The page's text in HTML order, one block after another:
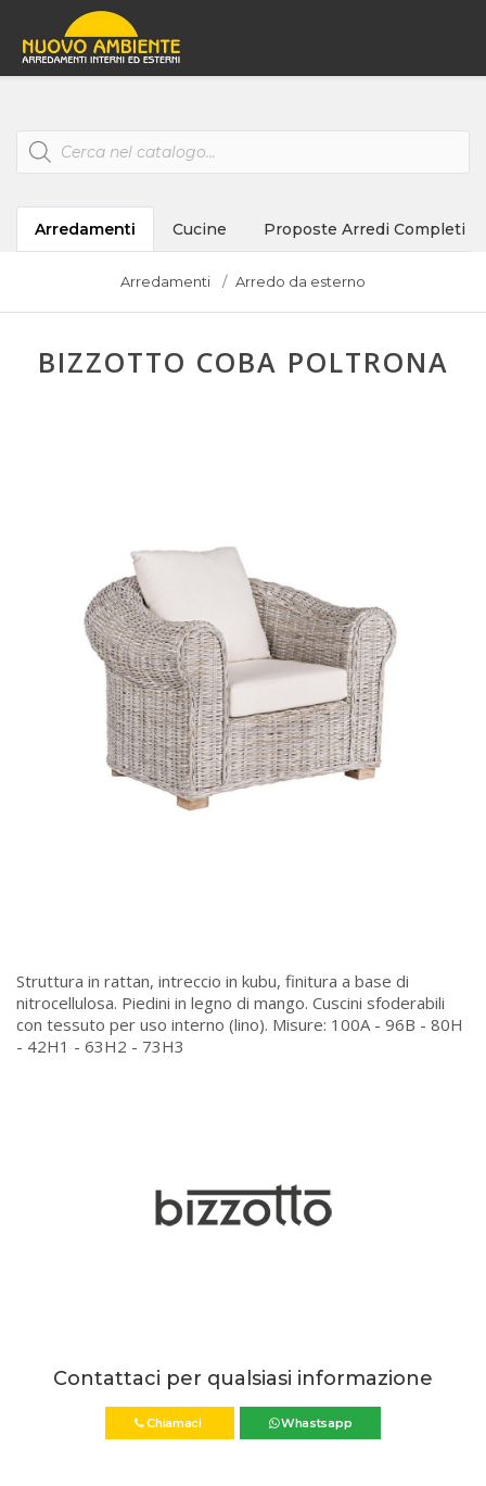
Products
search
Arredamenti Cucine Proposte Arredi Completi
Arredamenti Arredo da esterno
BIZZOTTO COBA POLTRONA
Struttura in rattan, intreccio in kubu, finitura a base di
nitrocellulosa. Piedini in legno di mango. Cuscini sfoderabili
con tessuto per uso interno (lino). Misure: 100A - 96B - 80H
- 42H1 - 63H2 - 73H3
Contattaci per qualsiasi informazione
Chiamaci Whastsapp